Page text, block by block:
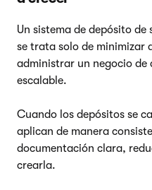
Un sistema de depósito
se trata solo de minimizar
administrar un negocio de
escalable.
Cuando los depósitos se
aplican de manera
documentación clara,
crearla.